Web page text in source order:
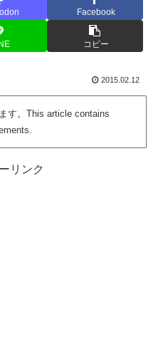
Facebook
コピー
2015.02.12
す。This article contains
リンク